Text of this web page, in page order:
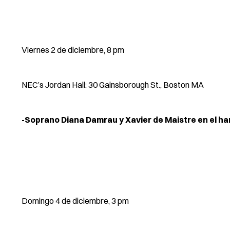
Viernes 2 de diciembre, 8 pm
NEC’s Jordan Hall: 30 Gainsborough St., Boston MA
-Soprano Diana Damrau y Xavier de Maistre en el
Domingo 4 de diciembre, 3 pm